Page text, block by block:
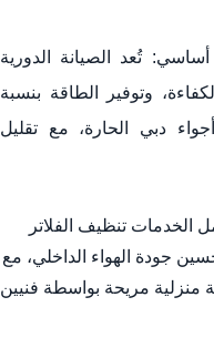
تُعد الصيانة الدورية
وتوفير الطاقة بنسبة
دبي الحارة، مع تقليل
الخدمات تنظيف الفلاتر
جودة الهواء الداخلي، مع
24 ساعة وصيانة منزلية مريحة بواسطة فنيين